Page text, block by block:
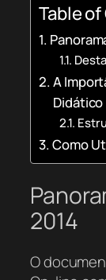
Table
A
Didático
Como
2014
O